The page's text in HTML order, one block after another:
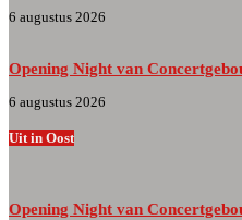
6 augustus 2026
Opening Night van
6 augustus 2026
Uit in Oost
Opening Night van